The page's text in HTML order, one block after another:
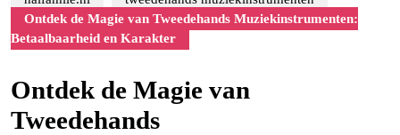
Ontdek de Magie van Tweedehands Muziekinstrumenten:
Betaalbaarheid en Karakter
Ontdek de Magie van
Tweedehands